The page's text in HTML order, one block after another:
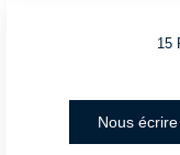
15
Nous écrire